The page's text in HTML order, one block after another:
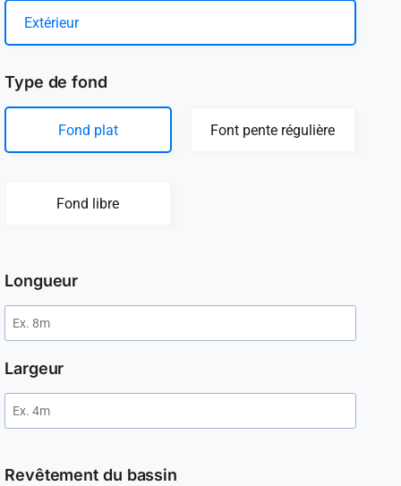
Extérieur
Type de fond
Fond plat Font pente régulière
Fond libre
Longueur
Largeur
Revêtement du bassin